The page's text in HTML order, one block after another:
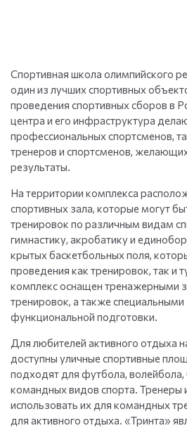
Спортивная школа олимпийского
один из лучших спортивных
проведения спортивных сборов в
центра и его инфраструктура
профессиональных спортсменов,
тренеров и спортсменов,
результаты.
На территории комплекса
спортивных зала, которые могут
тренировок по различным видам
гимнастику, акробатику и
крытых баскетбольных поля,
проведения как тренировок, так и
комплекс оснащен тренажерными
тренировок, а также
функциональной подготовки.
Для любителей активного отдыха
доступны уличные спортивные
подходят для футбола, волейбола,
командных видов спорта. Тренеры
использовать их для командных
для активного отдыха. «Тринта»